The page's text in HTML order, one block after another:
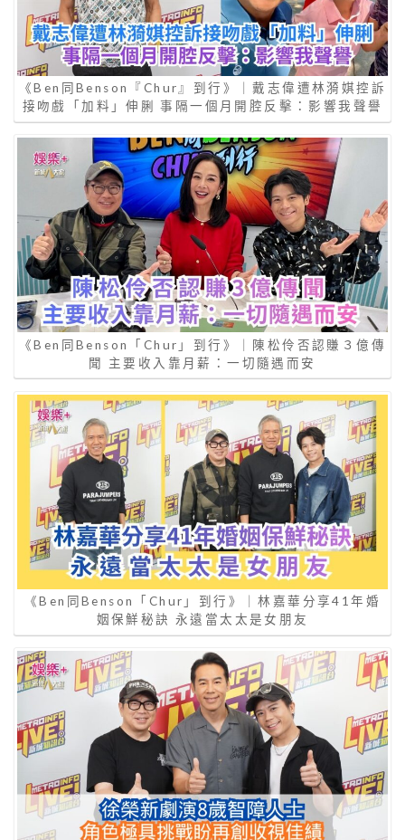
《Ben同Benson『Chur』到行》｜戴志偉遭林漪娸控訴
接吻戲「加料」伸脷 事隔一個月開腔反擊：影響我聲譽
《Ben同Benson「Chur」到行》｜陳松伶否認賺３億傳
聞 主要收入靠月薪：一切隨遇而安
《Ben同Benson「Chur」到行》｜林嘉華分享41年婚
姻保鮮秘訣 永遠當太太是女朋友